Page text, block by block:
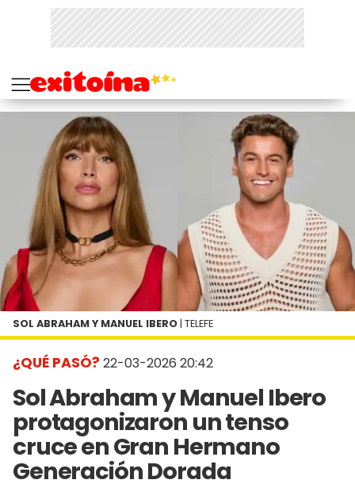
¿QUÉ PASÓ? 22-03-2026 20:42
Sol Abraham y Manuel Ibero
protagonizaron un tenso
cruce en Gran Hermano
Generación Dorada
SOL ABRAHAM Y MANUEL IBERO | TELEFE